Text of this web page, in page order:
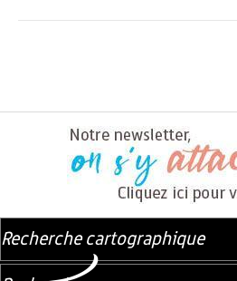
Recherche cartographique